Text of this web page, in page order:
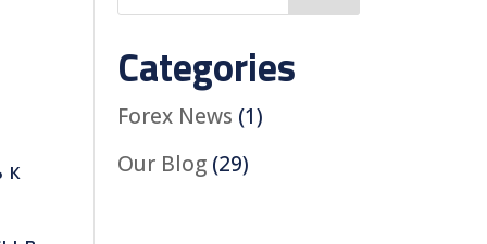
к
Categories
Forex News (1)
Our Blog (29)